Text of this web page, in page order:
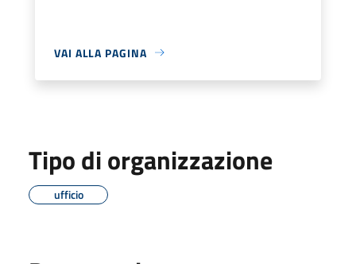
VAI ALLA PAGINA
Tipo di organizzazione
ufficio